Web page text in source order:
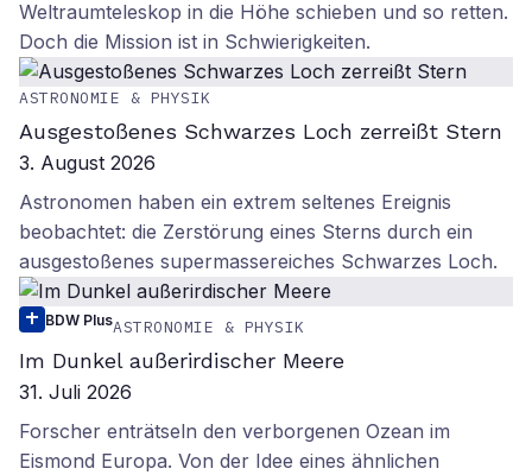
Weltraumteleskop in die Höhe schieben und so retten.
Doch die Mission ist in Schwierigkeiten.
ASTRONOMIE & PHYSIK
Ausgestoßenes Schwarzes Loch zerreißt Stern
3. August 2026
Astronomen haben ein extrem seltenes Ereignis
beobachtet: die Zerstörung eines Sterns durch ein
ausgestoßenes supermassereiches Schwarzes Loch.
BDW PlusASTRONOMIE & PHYSIK
Im Dunkel außerirdischer Meere
31. Juli 2026
Forscher enträtseln den verborgenen Ozean im
Eismond Europa. Von der Idee eines ähnlichen